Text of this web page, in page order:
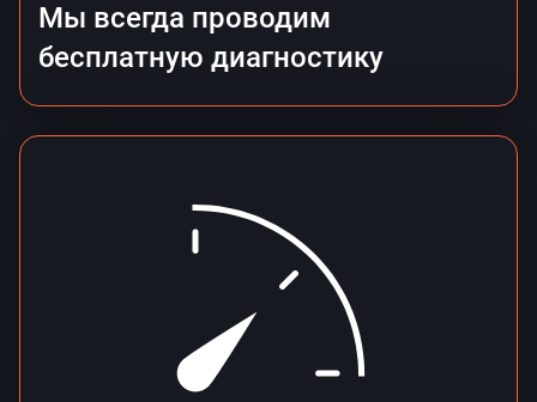
Мы всегда проводим
бесплатную диагностику